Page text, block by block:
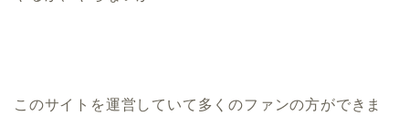
このサイトを運営していて多くのファンの方ができま